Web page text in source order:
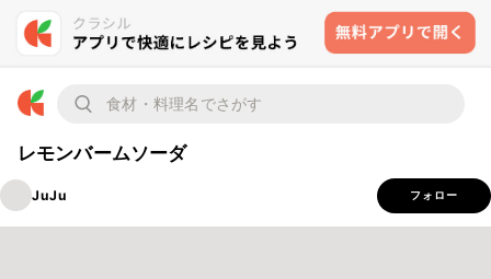
レモンバームソーダ
JuJu フォロー